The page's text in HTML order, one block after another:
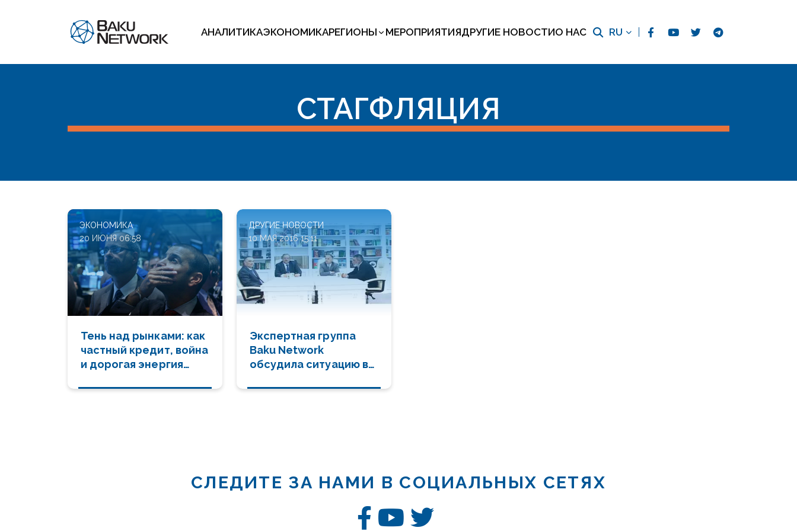
АНАЛИТИКАЭКОНОМИКАРЕГИОНЫ МЕРОПРИЯТИЯДРУГИЕ НОВОСТИО НАС RU
СТАГФЛЯЦИЯ
ЭКОНОМИКА
20 ИЮНЯ 06:58
Тень над рынками: как
частный кредит, война
и дорогая энергия
финансовому обвалу
ДРУГИЕ НОВОСТИ
10 МАЯ 2016 15:11
Экспертная группа
Baku Network
обсудила ситуацию в
СЛЕДИТЕ ЗА НАМИ В СОЦИАЛЬНЫХ СЕТЯХ